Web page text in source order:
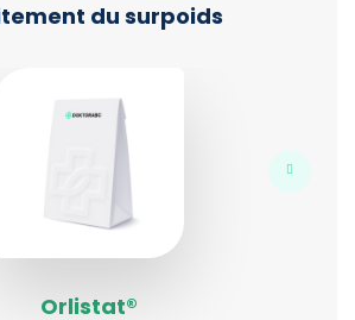
du surpoids
Orlistat®